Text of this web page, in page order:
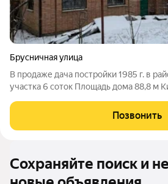
Брусничная улица
В продаже дача постройки 1985 г. в
участка 6 соток Площадь дома 88,8 м
имеется гараж. В доме: - два этажа, - 3
комнаты , - кухня-гостиная ,
Позвонить
Сохраняйте поиск и